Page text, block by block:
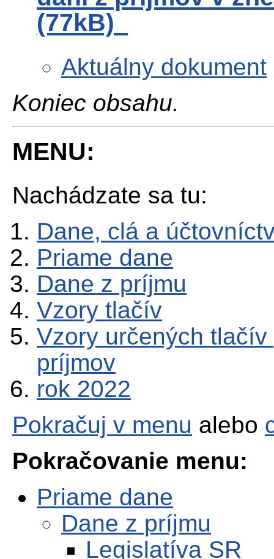
(77kB)
Aktuálny dokument
Koniec obsahu.
MENU:
Nachádzate sa tu:
Dane, clá a
Priame dane
Dane z príjmu
Vzory tlačív
Vzory určených
príjmov
rok 2022
Pokračuj v menu alebo
Pokračovanie menu:
Priame dane
Dane z príjmu
Legislatíva SR